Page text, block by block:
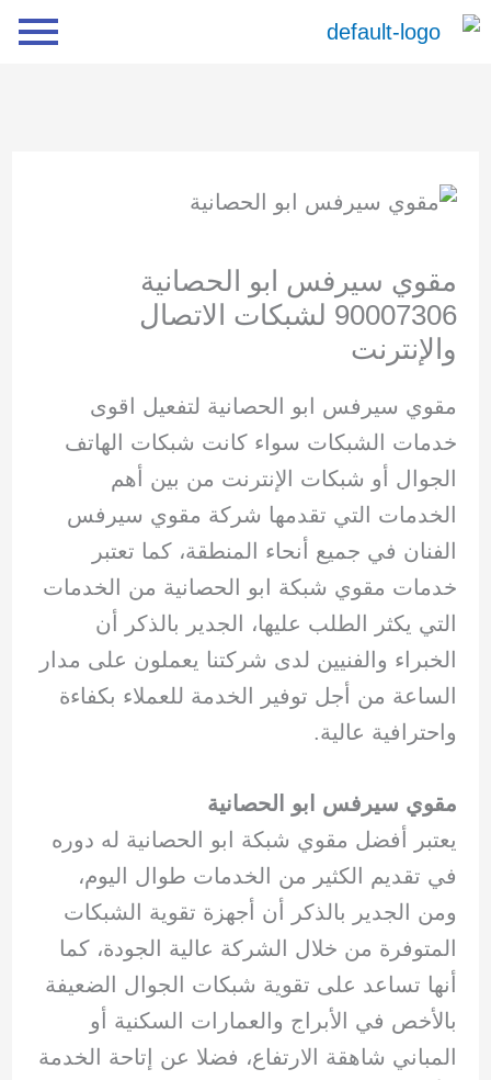
تخطي
مقوي سيرفس ابو الحصانية
90007306 لشبكات الاتصال
والإنترنت
مقوي سيرفس ابو الحصانية لتفعيل اقوى
خدمات الشبكات سواء كانت شبكات الهاتف
الجوال أو شبكات الإنترنت من بين أهم
الخدمات التي تقدمها شركة مقوي سيرفس
الفنان في جميع أنحاء المنطقة، كما تعتبر
خدمات مقوي شبكة ابو الحصانية من الخدمات
التي يكثر الطلب عليها، الجدير بالذكر أن
الخبراء والفنيين لدى شركتنا يعملون على مدار
الساعة من أجل توفير الخدمة للعملاء بكفاءة
واحترافية عالية.
مقوي سيرفس ابو الحصانية
يعتبر أفضل مقوي شبكة ابو الحصانية له دوره
في تقديم الكثير من الخدمات طوال اليوم،
ومن الجدير بالذكر أن أجهزة تقوية الشبكات
المتوفرة من خلال الشركة عالية الجودة، كما
أنها تساعد على تقوية شبكات الجوال الضعيفة
بالأخص في الأبراج والعمارات السكنية أو
المباني شاهقة الارتفاع، فضلا عن إتاحة الخدمة